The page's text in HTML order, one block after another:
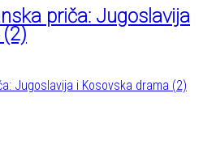
priča: Jugoslavija